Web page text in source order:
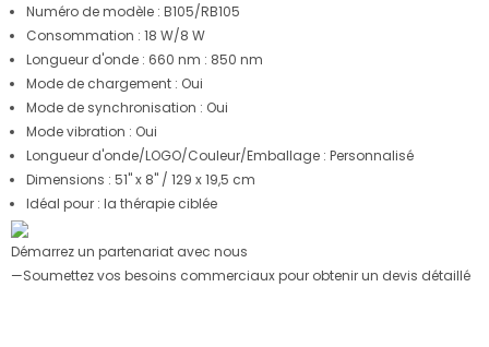
Numéro de modèle : B105/RB105
Consommation : 18 W/8 W
Longueur d'onde : 660 nm : 850 nm
Mode de chargement : Oui
Mode de synchronisation : Oui
Mode vibration : Oui
Longueur d'onde/LOGO/Couleur/Emballage : Personnalisé
Dimensions : 51" x 8" / 129 x 19,5 cm
Idéal pour : la thérapie ciblée
Démarrez un partenariat avec nous
—Soumettez vos besoins commerciaux pour obtenir un devis détaillé